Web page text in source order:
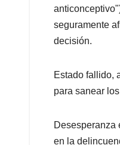
seguramente
decisión.
Estado fallido,
para sanear
Desesperanza
en la